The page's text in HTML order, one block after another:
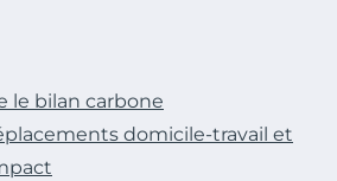
le bilan carbone
domicile-travail et